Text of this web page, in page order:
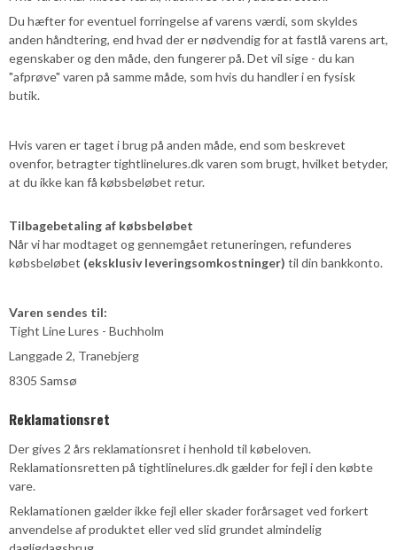
Du hæfter for eventuel forringelse af varens værdi, som skyldes
anden håndtering, end hvad der er nødvendig for at fastlå varens art,
egenskaber og den måde, den fungerer på. Det vil sige - du kan
"afprøve" varen på samme måde, som hvis du handler i en fysisk
butik.
Hvis varen er taget i brug på anden måde, end som beskrevet
ovenfor, betragter tightlinelures.dk varen som brugt, hvilket betyder,
at du ikke kan få købsbeløbet retur.
Tilbagebetaling af købsbeløbet
Når vi har modtaget og gennemgået retuneringen, refunderes
købsbeløbet (eksklusiv leveringsomkostninger) til din bankkonto.
Varen sendes til:
Tight Line Lures - Buchholm
Langgade 2, Tranebjerg
8305 Samsø
Reklamationsret
Der gives 2 års reklamationsret i henhold til købeloven.
Reklamationsretten på tightlinelures.dk gælder for fejl i den købte
vare.
Reklamationen gælder ikke fejl eller skader forårsaget ved forkert
anvendelse af produktet eller ved slid grundet almindelig